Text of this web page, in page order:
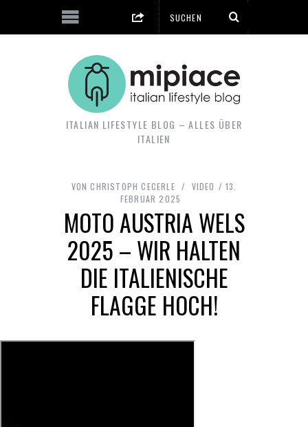
ITALIAN LIFESTYLE BLOG – ALLES ÜBER
ITALIEN
VON CHRISTOPH CECERLE VIDEO
13.
FEBRUAR 2025
MOTO AUSTRIA WELS
2025 – WIR HALTEN
DIE ITALIENISCHE
FLAGGE HOCH!